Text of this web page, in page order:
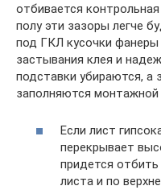
отбивается
полу эти зазоры легче
под ГКЛ кусочки
застывания клея и
подставки убираются, а
заполняются монтажной
Если лист
перекрывает
придется
листа и по